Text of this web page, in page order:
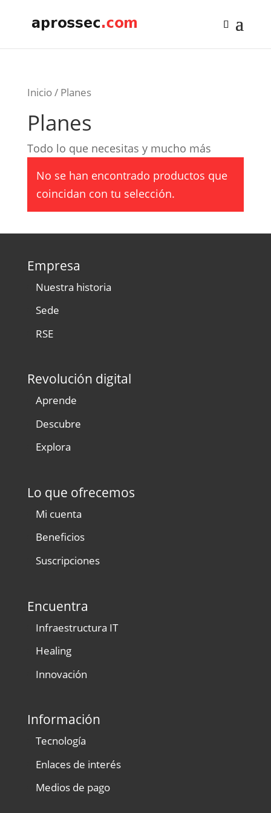
Inicio/ Planes
Planes
Todo lo que necesitas y mucho más
No se han encontrado productos que
coincidan con tu selección.
Empresa
Nuestra historia
Sede
RSE
Revolución digital
Aprende
Descubre
Explora
Lo que ofrecemos
Mi cuenta
Beneficios
Suscripciones
Encuentra
Infraestructura IT
Healing
Innovación
Información
Tecnología
Enlaces de interés
Medios de pago